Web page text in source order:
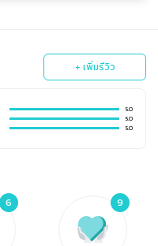
+ เพิ่มรีวิว
5.0
5.0
5.0
6 9